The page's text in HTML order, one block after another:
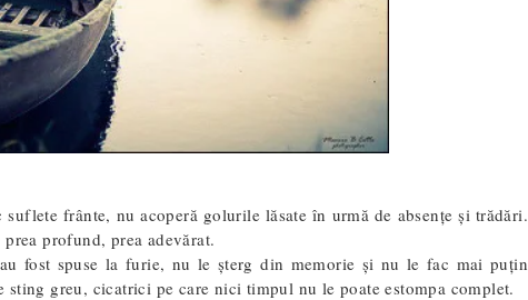
frânte, nu acoperă golurile lăsate în urmă de absențe și trădări.
profund, prea adevărat.
fost spuse la furie, nu le șterg din memorie și nu le fac mai puțin
sting greu, cicatrici pe care nici timpul nu le poate estompa complet.